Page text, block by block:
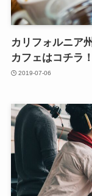
カリフォルニア
カフェはコチラ！
2019-07-06